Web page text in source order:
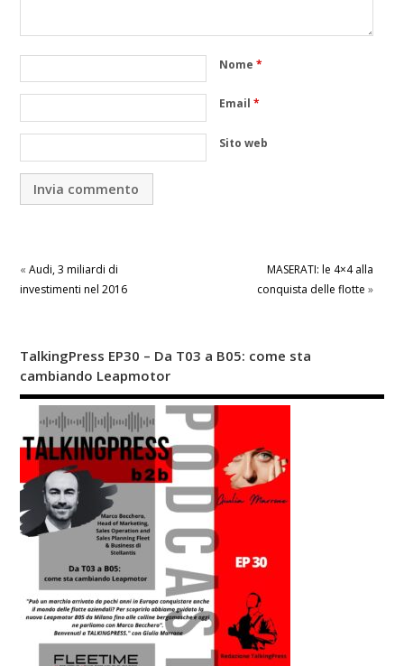
Nome *
Email *
Sito web
« Audi, 3 miliardi di
investimenti nel 2016
MASERATI: le 4×4 alla
conquista delle flotte »
TalkingPress EP30 – Da T03 a B05: come sta
cambiando Leapmotor